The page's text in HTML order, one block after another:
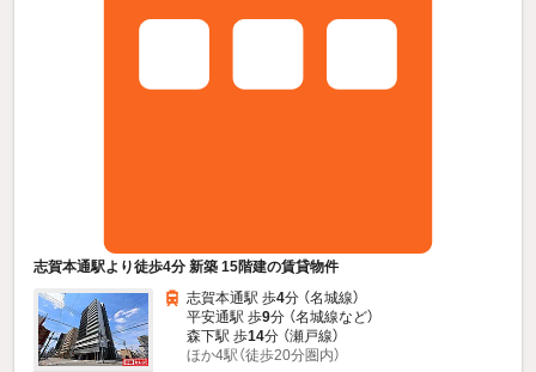
志賀本通駅より徒歩4分 新築 15階建の賃貸物件
志賀本通駅 歩4分 （名城線）
平安通駅 歩9分 （名城線など）
森下駅 歩14分 （瀬戸線）
ほか4駅（徒歩20分圏内）